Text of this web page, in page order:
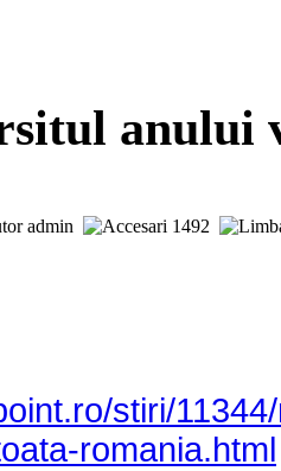
anului
admin 1492
stiri/
romania.html